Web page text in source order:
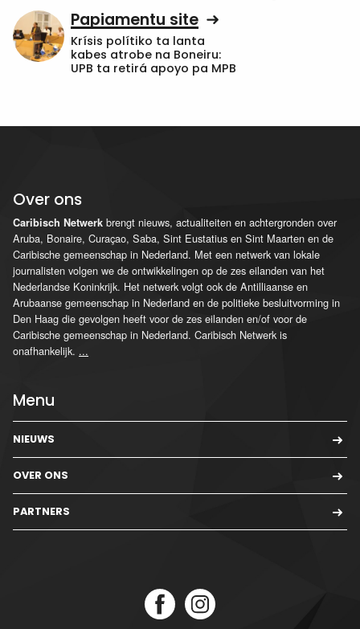
Papiamentu site
Krísis polítiko ta lanta
kabes atrobe na Boneiru:
UPB ta retirá apoyo pa MPB
Over ons
Caribisch Netwerk brengt nieuws, actualiteiten en achtergronden over
Aruba, Bonaire, Curaçao, Saba, Sint Eustatius en Sint Maarten en de
Caribische gemeenschap in Nederland. Met een netwerk van lokale
journalisten volgen we de ontwikkelingen op de zes eilanden van het
Nederlandse Koninkrijk. Het netwerk volgt ook de Antilliaanse en
Arubaanse gemeenschap in Nederland en de politieke besluitvorming in
Den Haag die gevolgen heeft voor de zes eilanden en/of voor de
Caribische gemeenschap in Nederland. Caribisch Netwerk is
onafhankelijk. ...
Menu
NIEUWS
OVER ONS
PARTNERS